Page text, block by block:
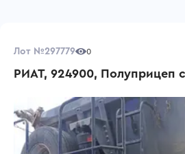
Лот №297779 0
РИАТ, 924900, Полуприцеп